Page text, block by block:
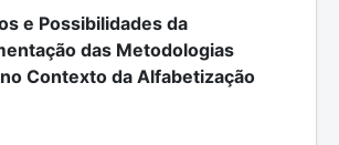
e Possibilidades da
das Metodologias
Contexto da Alfabetização